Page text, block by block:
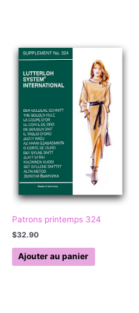
Patrons printemps 324
$32.90
Ajouter au panier